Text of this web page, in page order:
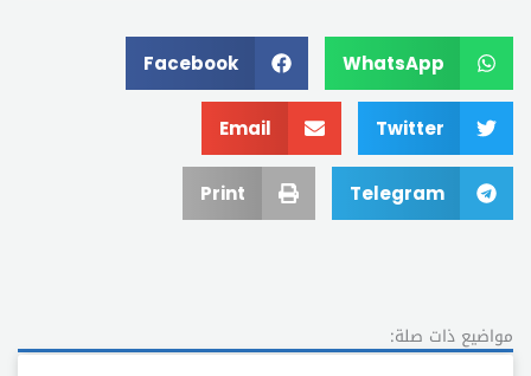
WhatsApp
Facebook
Twitter
Email
Telegram
Print
مواضيع ذات صلة: